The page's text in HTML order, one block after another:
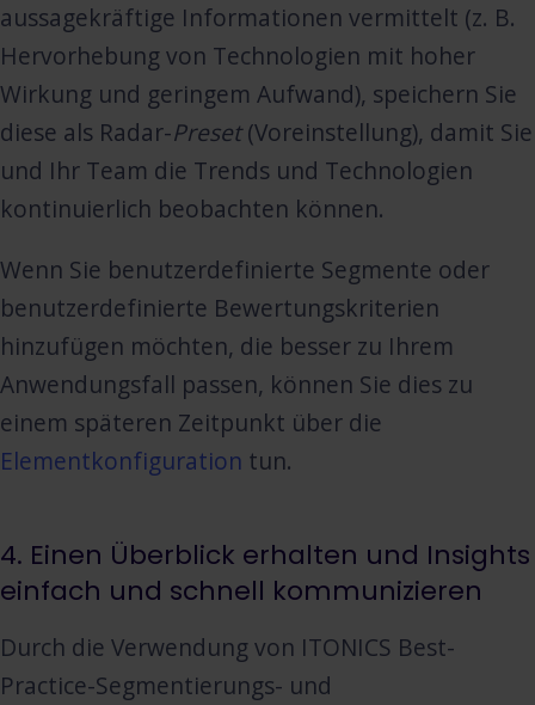
aussagekräftige Informationen vermittelt (z. B.
Hervorhebung von Technologien mit hoher
Wirkung und geringem Aufwand), speichern Sie
diese als Radar-Preset(Voreinstellung), damit Sie
und Ihr Team die Trends und Technologien
kontinuierlich beobachten können.
Wenn Sie benutzerdefinierte Segmente oder
benutzerdefinierte Bewertungskriterien
hinzufügen möchten, die besser zu Ihrem
Anwendungsfall passen, können Sie dies zu
einem späteren Zeitpunkt über die
Elementkonfiguration tun.
4. Einen Überblick erhalten und Insights
einfach und schnell kommunizieren
Durch die Verwendung von ITONICS Best-
Practice-Segmentierungs- und